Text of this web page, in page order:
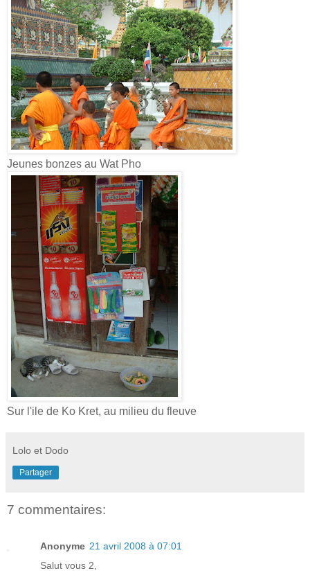
Jeunes bonzes au Wat Pho
Sur l'ile de Ko Kret, au milieu du fleuve
Lolo et Dodo
Partager
7 commentaires:
Anonyme 21 avril 2008 à 07:01
Salut vous 2,